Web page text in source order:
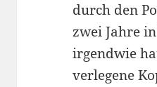
durch den
zwei Jahre
irgendwie
verlegene